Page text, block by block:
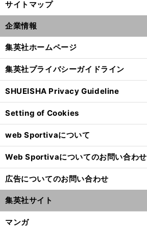
サイトマップ
企業情報
集英社ホームページ
集英社プライバシーガイドライン
SHUEISHA Privacy Guideline
Setting of Cookies
web Sportivaについて
Web Sportivaについてのお問い合わせ
広告についてのお問い合わせ
集英社サイト
マンガ